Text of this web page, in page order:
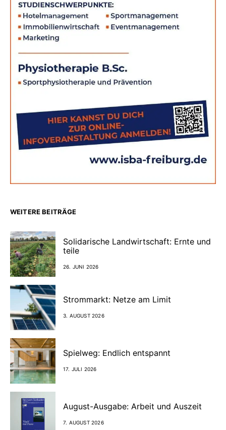
WEITERE BEITRÄGE
Solidarische Landwirtschaft: Ernte und
teile
26. JUNI 2026
Strommarkt: Netze am Limit
3. AUGUST 2026
Spielweg: Endlich entspannt
17. JULI 2026
August-Ausgabe: Arbeit und Auszeit
7. AUGUST 2026